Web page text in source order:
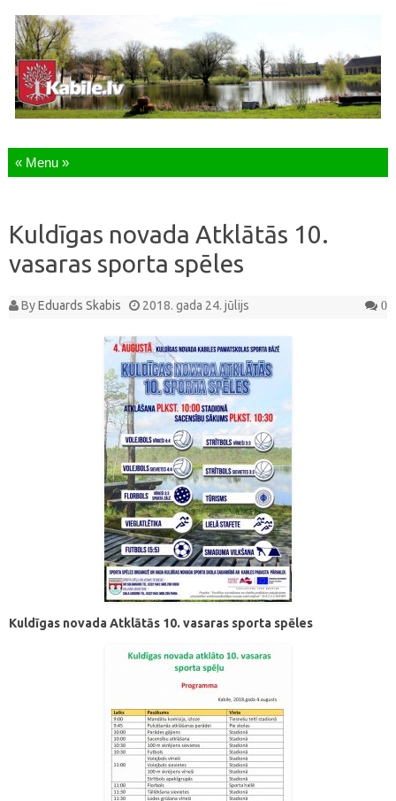
Skip to content
Kuldīgas novada Atklātās 10.
vasaras sporta spēles
ByEduards Skabis 2018. gada 24. jūlijs 0
Kuldīgas novada Atklātās 10. vasaras sporta spēles